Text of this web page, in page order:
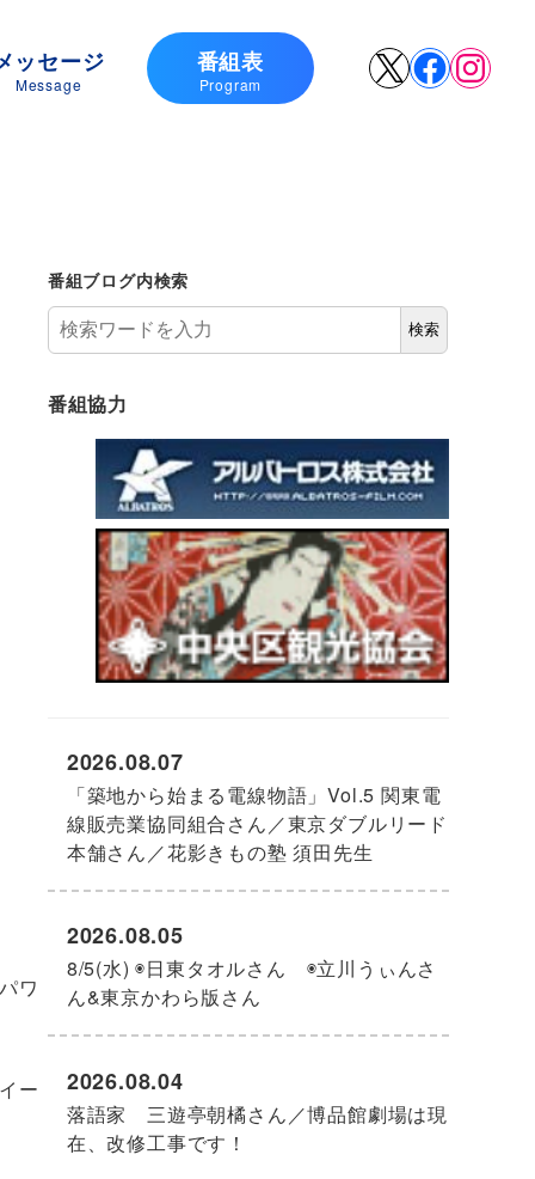
X
ッセージ
Message
番組表
Program
ワ
ー
番組ブログ内検索
検索
番組協力
「築地から始まる電線物語」Vol.5 関東電
線販売業協同組合さん／東京ダブルリード
本舗さん／花影きもの塾 須田先生
2026.08.07
8/5(水) ◉日東タオルさん ◉立川うぃんさ
ん&東京かわら版さん
2026.08.05
落語家 三遊亭朝橘さん／博品館劇場は現
在、改修工事です！
2026.08.04